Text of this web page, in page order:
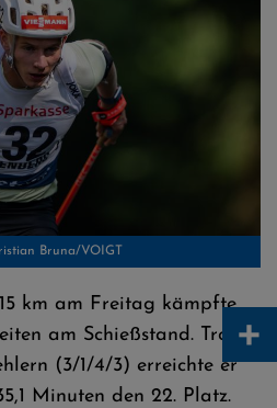
Bruna/VOIGT
km am Freitag kämpfte
am Schießstand. Trotz
(3/1/4/3) erreichte er
Minuten den 22. Platz.
+